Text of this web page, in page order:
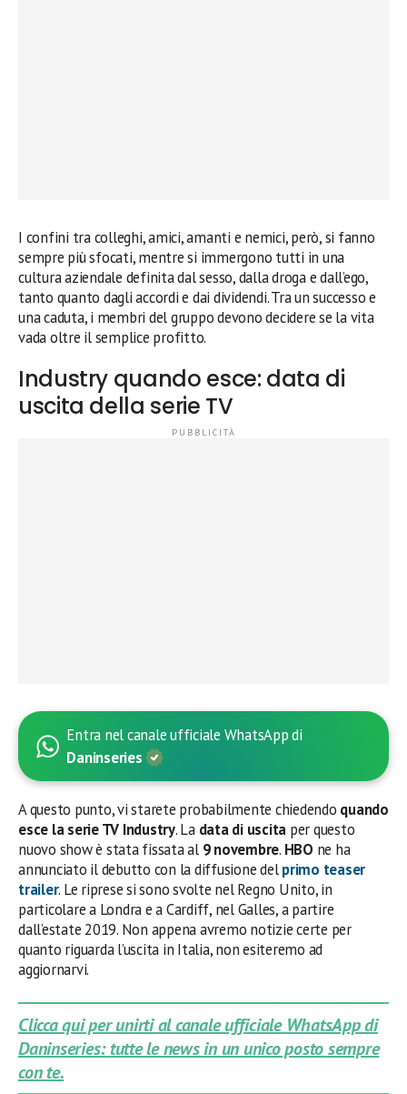
I confini tra colleghi, amici, amanti e nemici, però, si fanno
sempre più sfocati, mentre si immergono tutti in una
cultura aziendale definita dal sesso, dalla droga e dall’ego,
tanto quanto dagli accordi e dai dividendi. Tra un successo e
una caduta, i membri del gruppo devono decidere se la vita
vada oltre il semplice profitto.
Industry quando esce: data di
uscita della serie TV
Entra nel canale ufficiale WhatsApp di
Daninseries
A questo punto, vi starete probabilmente chiedendo quando
esce la serie TV Industry. Ladata di uscita perquesto
nuovo show è stata fissata al 9 novembre. HBO ne ha
annunciato il debutto con la diffusione delprimo teaser
trailer. Le riprese si sono svolte nel Regno Unito, in
particolare a Londra e a Cardiff, nel Galles, a partire
dall’estate 2019. Non appena avremo notizie certe per
quanto riguarda l’uscita in Italia, non esiteremo ad
aggiornarvi.
Clicca qui per unirti al canale ufficiale WhatsApp di
Daninseries: tutte le news in un unico posto sempre
con te.